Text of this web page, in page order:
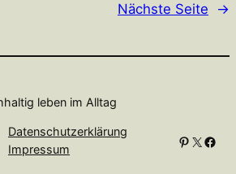
Nächste Seite →
leben im Alltag
Datenschutzerklärung
Impressum
Pinterest X Facebook